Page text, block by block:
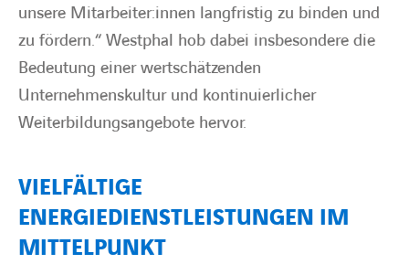
unsere Mitarbeiter:innen langfristig zu binden und
zu fördern.“ Westphal hob dabei insbesondere die
Bedeutung einer wertschätzenden
Unternehmenskultur und kontinuierlicher
Weiterbildungsangebote hervor.
VIELFÄLTIGE
ENERGIEDIENSTLEISTUNGEN IM
MITTELPUNKT